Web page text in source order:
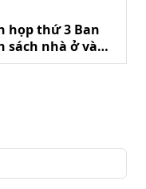
họp thứ 3 Ban
sách nhà ở và
sản